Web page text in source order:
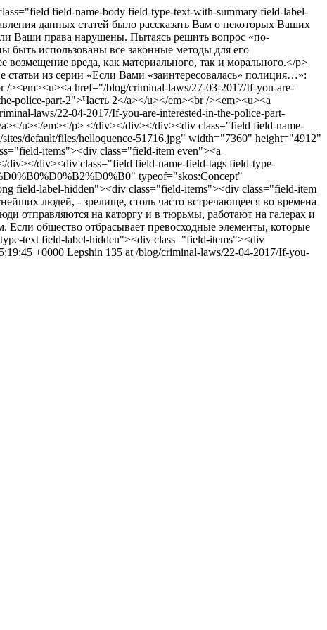
field-name-body field-type-text-with-summary field-label-
данных статей было рассказать Вам о некоторых Ваших
Ваши права нарушены. Пытаясь решить вопрос «по-
быть использованы все законные методы для его
вреда, как материального, так и морального.</p>
из серии «Если Вами «заинтересовалась» полиция…»:
><em><u><a href="/blog/criminal-laws/27-03-2017/If-you-are-
police-part-2">Часть 2</a></u></em><br /><em><u><a
laws/22-04-2017/If-you-are-interested-in-the-police-part-
u></em></p> </div></div></div><div class="field field-name-
default/files/helloquence-51716.jpg" width="7360" height="4912"
items"><div class="field-item even"><a
div><div class="field field-name-field-tags field-type-
typeof="skos:Concept"
field-label-hidden"><div class="field-items"><div class="field-item
людей, - зрелище, столь часто встречающееся во времена
отправляются на каторгу и в тюрьмы, работают на галерах и
Если общество отбрасывает превосходные элементы, которые
text field-label-hidden"><div class="field-items"><div
+0000 Lepshin 135 at /blog/criminal-laws/22-04-2017/If-you-